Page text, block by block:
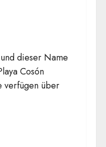
dieser Name
Cosón
verfügen über